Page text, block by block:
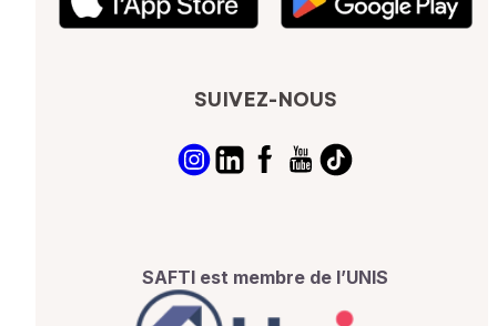
SUIVEZ-NOUS
SAFTI est membre de l’UNIS